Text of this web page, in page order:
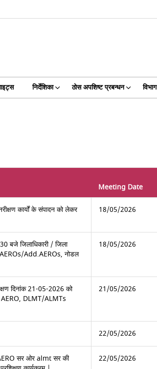
निर्देशिका ठोस अपशिष्ट प्रबन्धन विभाग
Meeting Date
कार्यों के संपादन को लेकर
18/05/2026
बजे जिलाधिकारी / जिला
AEROs/Add.AEROs, नोडल
18/05/2026
दिनांक 21-05-2026 को
AERO, DLMT/ALMTs
21/05/2026
22/05/2026
AERO सर ओर almt सर की
22/05/2026